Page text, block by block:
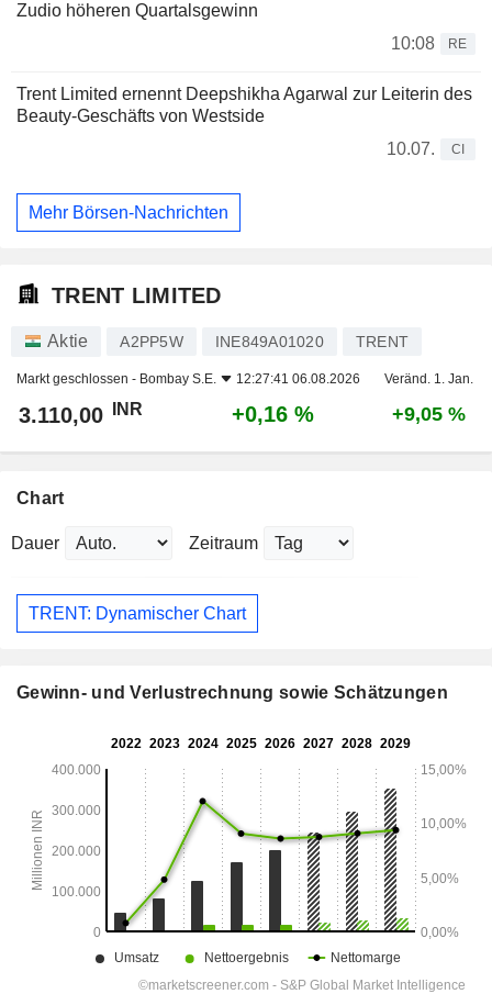
Zudio höheren Quartalsgewinn
10:08
RE
Trent Limited ernennt Deepshikha Agarwal zur Leiterin des
Beauty-Geschäfts von Westside
10.07.
CI
Mehr Börsen-Nachrichten
TRENT LIMITED
Aktie A2PP5W INE849A01020 TRENT
Markt geschlossen - Bombay S.E. 12:27:41 06.08.2026 Veränd. 1. Jan.
3.110,00 INR +0,16 % +9,05 %
Chart
Dauer Zeitraum
TRENT: Dynamischer Chart
Gewinn- und Verlustrechnung sowie Schätzungen